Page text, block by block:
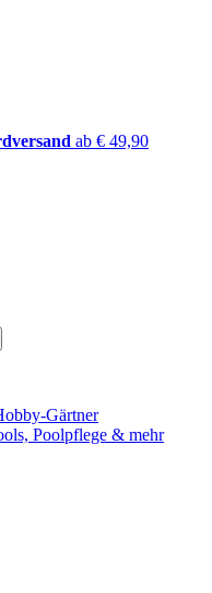
ab € 49,90
Gärtner
Poolpflege & mehr